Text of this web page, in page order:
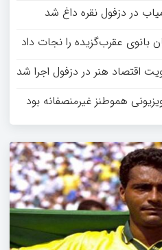
در دزفول نقره داغ شد
بانوی عقرب‌گزیده را نجات داد
هموطنز غیرمنصفانه بود